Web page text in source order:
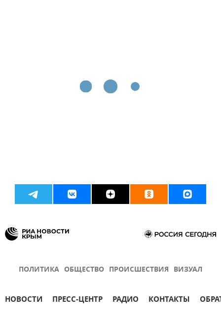
ПОЛИТИКА ОБЩЕСТВО ПРОИСШЕСТВИЯ ВИЗУАЛ
НОВОСТИ ПРЕСС-ЦЕНТР РАДИО КОНТАКТЫ